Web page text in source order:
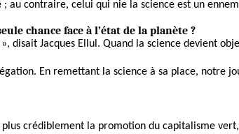
au contraire, celui qui nie la science est un
chance face à l’état de la planète ?
disait Jacques Ellul. Quand la science devient
En remettant la science à sa place, notre
crédiblement la promotion du capitalisme